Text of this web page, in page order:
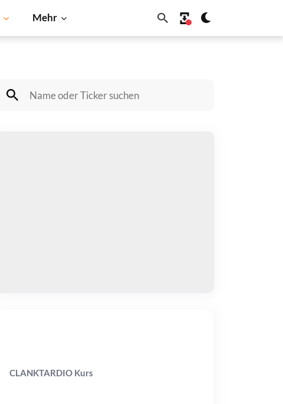
Mehr
BNB Dogecoin Litecoin Shiba Inu
CLANKTARDIO Kurs